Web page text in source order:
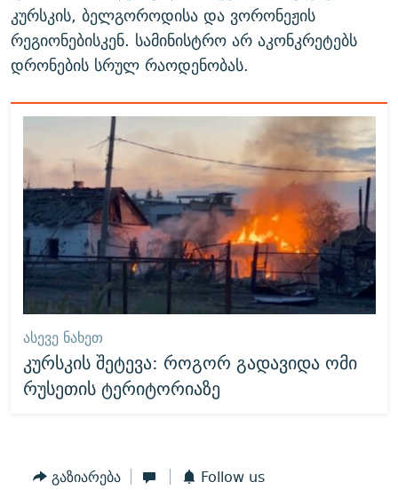
კურსკის, ბელგოროდისა და ვორონეჟის
რეგიონებისკენ. სამინისტრო არ აკონკრეტებს
დრონების სრულ რაოდენობას.
ᲐᲡᲔᲕᲔ ᲜᲐᲮᲔᲗ
კურსკის შეტევა: როგორ გადავიდა ომი
რუსეთის ტერიტორიაზე
გაზიარება Follow us